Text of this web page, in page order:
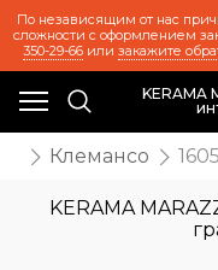
По независящим от нас
сложности с оформлением
350-29-66или закажите
KERAMA
Клемансо
KERAMA